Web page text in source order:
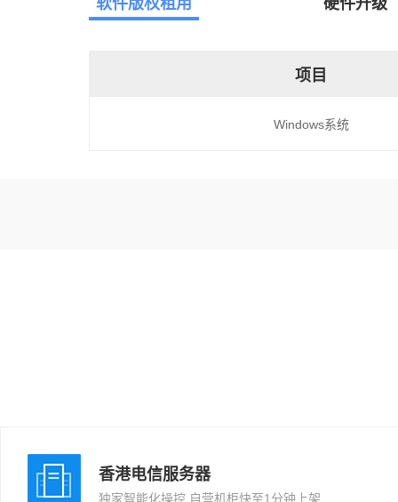
软件版权租用 硬件升级
项目
Windows系统
香港电信服务器
独家智能化操控 自营机柜快至1分钟上架